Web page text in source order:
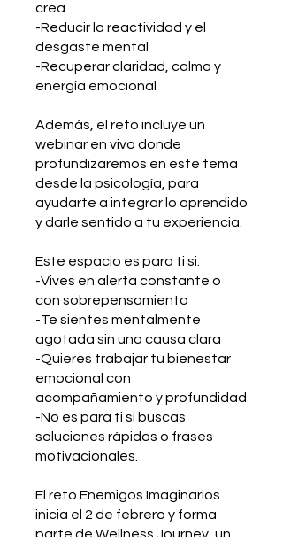
crea
-Reducir la reactividad y el
desgaste mental
-Recuperar claridad, calma y
energía emocional
Además, el reto incluye un
webinar en vivo donde
profundizaremos en este tema
desde la psicología, para
ayudarte a integrar lo aprendido
y darle sentido a tu experiencia.
Este espacio es para ti si:
-Vives en alerta constante o
con sobrepensamiento
-Te sientes mentalmente
agotada sin una causa clara
-Quieres trabajar tu bienestar
emocional con
acompañamiento y profundidad
-No es para ti si buscas
soluciones rápidas o frases
motivacionales.
El reto Enemigos Imaginarios
inicia el 2 de febrero y forma
parte de Wellness Journey, un